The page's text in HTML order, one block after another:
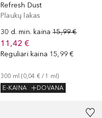
Refresh Dust
Plaukų lakas
30 d. min. kaina 15,99 €
11,42 €
Reguliari kaina 15,99 €
300 ml (0,04 € / 1 ml)
E-KAINA
DOVANA